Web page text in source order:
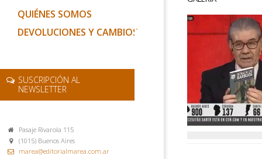
QUIÉNES SOMOS
DEVOLUCIONES Y CAMBIOS
SUSCRIPCIÓN AL
NEWSLETTER
Pasaje Rivarola 115
(1015) Buenos Aires
marea@editorialmarea.com.ar